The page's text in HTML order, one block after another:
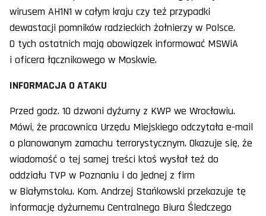
wirusem AH1N1 w całym kraju czy też przypadki
dewastacji pomników radzieckich żołnierzy w Polsce.
O tych ostatnich mają obowiązek informować MSWiA
i oficera łącznikowego w Moskwie.
INFORMACJA O ATAKU
Przed godz. 10 dzwoni dyżurny z KWP we Wrocławiu.
Mówi, że pracownica Urzędu Miejskiego odczytała e-mail
o planowanym zamachu terrorystycznym. Okazuje się, że
wiadomość o tej samej treści ktoś wysłał też do
oddziału TVP w Poznaniu i do jednej z firm
w Białymstoku. Kom. Andrzej Stańkowski przekazuje tę
informację dyżurnemu Centralnego Biura Śledczego